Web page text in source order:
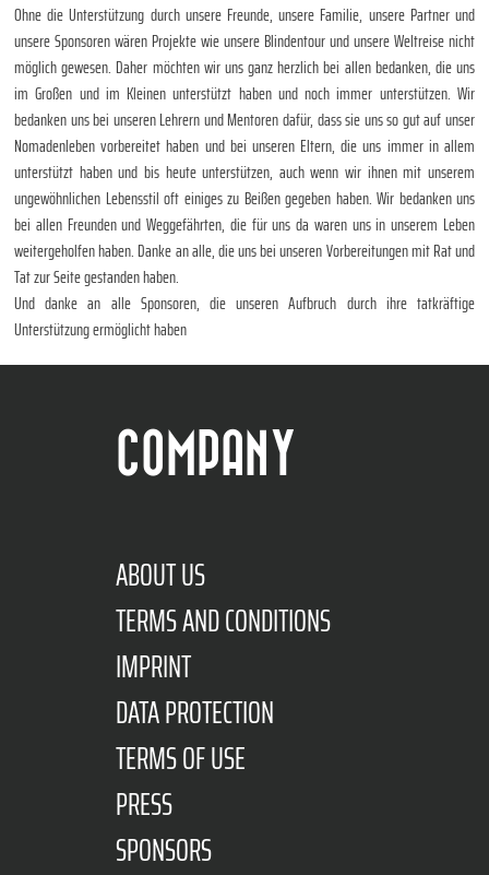
Ohne die Unterstützung durch unsere Freunde, unsere Familie, unsere Partner und
unsere Sponsoren wären Projekte wie unsere Blindentour und unsere Weltreise nicht
möglich gewesen. Daher möchten wir uns ganz herzlich bei allen bedanken, die uns
im Großen und im Kleinen unterstützt haben und noch immer unterstützen. Wir
bedanken uns bei unseren Lehrern und Mentoren dafür, dass sie uns so gut auf unser
Nomadenleben vorbereitet haben und bei unseren Eltern, die uns immer in allem
unterstützt haben und bis heute unterstützen, auch wenn wir ihnen mit unserem
ungewöhnlichen Lebensstil oft einiges zu Beißen gegeben haben. Wir bedanken uns
bei allen Freunden und Weggefährten, die für uns da waren uns in unserem Leben
weitergeholfen haben. Danke an alle, die uns bei unseren Vorbereitungen mit Rat und
Tat zur Seite gestanden haben.
Und danke an alle Sponsoren, die unseren Aufbruch durch ihre tatkräftige
Unterstützung ermöglicht haben
COMPANY
ABOUT US
TERMS AND CONDITIONS
IMPRINT
DATA PROTECTION
TERMS OF USE
PRESS
SPONSORS